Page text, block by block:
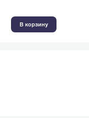
В корзину